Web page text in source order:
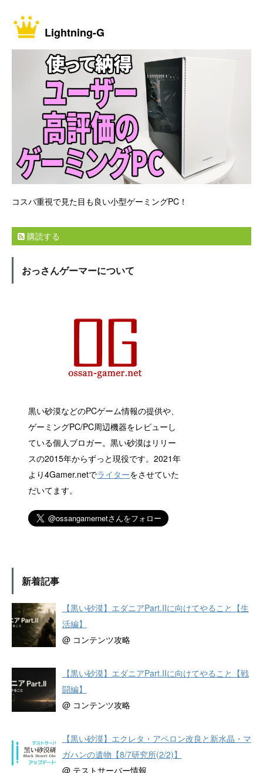
Lightning-G
コスパ重視で見た目も良い小型ゲーミングPC！
購読する
おっさんゲーマーについて
黒い砂漠などのPCゲーム情報の提供や、
ゲーミングPC/PC周辺機器をレビューし
ている個人ブロガー。黒い砂漠はリリー
スの2015年からずっと現役です。2021年
より4Gamer.netでライターをさせていた
だいてます。
新着記事
【黒い砂漠】エダニアPart.IIに向けてやること【生
活編】
@ コンテンツ攻略
【黒い砂漠】エダニアPart.IIに向けてやること【戦
闘編】
@ コンテンツ攻略
【黒い砂漠】エクレタ・アペロン改良と新水晶・マ
ガハンの遺物【8/7研究所(2/2)】
@ テストサーバー情報